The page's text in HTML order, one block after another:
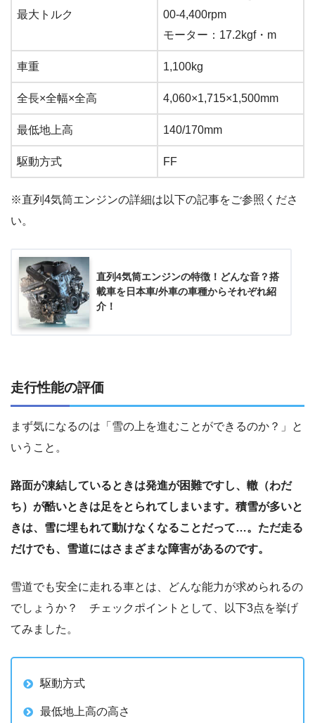
最大トルク
00-4,400rpm
モーター：17.2kgf・m
車重 1,100kg
全長×全幅×全高 4,060×1,715×1,500mm
最低地上高 140/170mm
駆動方式 FF
※直列4気筒エンジンの詳細は以下の記事をご参照くださ
い。
直列4気筒エンジンの特徴！どんな音？搭
載車を日本車/外車の車種からそれぞれ紹
介！
走行性能の評価
まず気になるのは「雪の上を進むことができるのか？」と
いうこと。
路面が凍結しているときは発進が困難ですし、轍（わだ
ち）が酷いときは足をとられてしまいます。積雪が多いと
きは、雪に埋もれて動けなくなることだって…。ただ走る
だけでも、雪道にはさまざまな障害があるのです。
雪道でも安全に走れる車とは、どんな能力が求められるの
でしょうか？ チェックポイントとして、以下3点を挙げ
てみました。
駆動方式
最低地上高の高さ